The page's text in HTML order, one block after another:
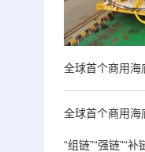
全球首个商用海
全球首个商用海
“组链”“强链”“